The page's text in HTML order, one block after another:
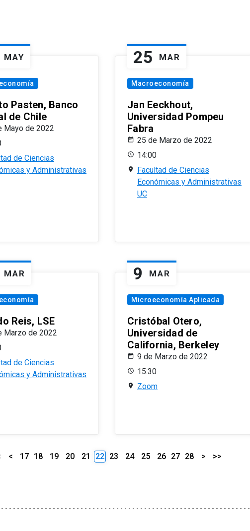
MAY
Pasten, Banco
de Chile
Mayo de 2022
de Ciencias
y Administrativas
25 MAR
Macroeconomía
Jan Eeckhout,
Universidad Pompeu
Fabra
25 de Marzo de 2022
14:00
Facultad de Ciencias
Económicas y Administrativas
UC
MAR
Reis, LSE
Marzo de 2022
de Ciencias
y Administrativas
9 MAR
Microeconomía Aplicada
Cristóbal Otero,
Universidad de
California, Berkeley
9 de Marzo de 2022
15:30
Zoom
< 17 18 19 20 21 22 23 24 25 26 27 28 > >>